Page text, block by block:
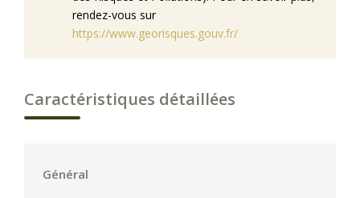
rendez-vous sur
https://www.georisques.gouv.fr/
Caractéristiques détaillées
Général